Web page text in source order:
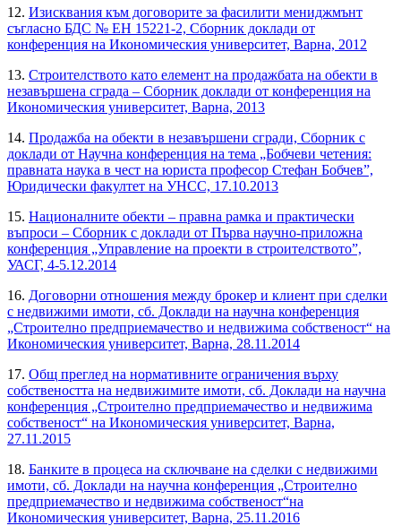
12. Изисквания към договорите за фасилити мениджмънт
съгласно БДС № ЕН 15221-2, Сборник доклади от
конференция на Икономическия университет, Варна, 2012
13. Строителството като елемент на продажбата на обекти в
незавършена сграда – Сборник доклади от конференция на
Икономическия университет, Варна, 2013
14. Продажба на обекти в незавършени сгради, Сборник с
доклади от Научна конференция на тема „Бобчеви четения:
правната наука в чест на юриста професор Стефан Бобчев”,
Юридически факултет на УНСС, 17.10.2013
15. Националните обекти – правна рамка и практически
въпроси – Сборник с доклади от Първа научно-приложна
конференция „Управление на проекти в строителството”,
УАСГ, 4-5.12.2014
16. Договорни отношения между брокер и клиент при сделки
с недвижими имоти, сб. Доклади на научна конференция
„Строително предприемачество и недвижима собственост“ на
Икономическия университет, Варна, 28.11.2014
17. Общ преглед на нормативните ограничения върху
собствеността на недвижимите имоти, сб. Доклади на научна
конференция „Строително предприемачество и недвижима
собственост“ на Икономическия университет, Варна,
27.11.2015
18. Банките в процеса на сключване на сделки с недвижими
имоти, сб. Доклади на научна конференция „Строително
предприемачество и недвижима собственост“на
Икономическия университет, Варна, 25.11.2016